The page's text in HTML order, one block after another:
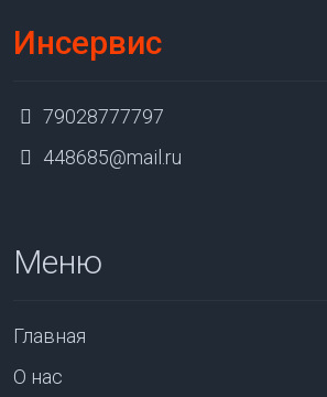
Инсервис
79028777797
448685@mail.ru
Меню
Главная
О нас